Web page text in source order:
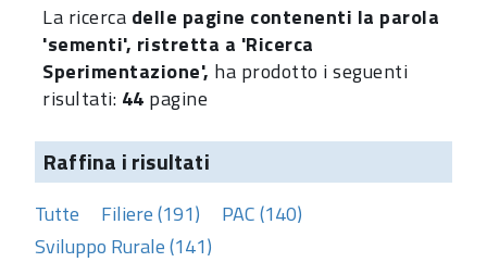
La ricerca delle pagine contenenti la parola
'sementi', ristretta a 'Ricerca
Sperimentazione', ha prodotto i seguenti
risultati: 44 pagine
Raffina i risultati
Tutte Filiere (191)
PAC (140)
Sviluppo Rurale (141)